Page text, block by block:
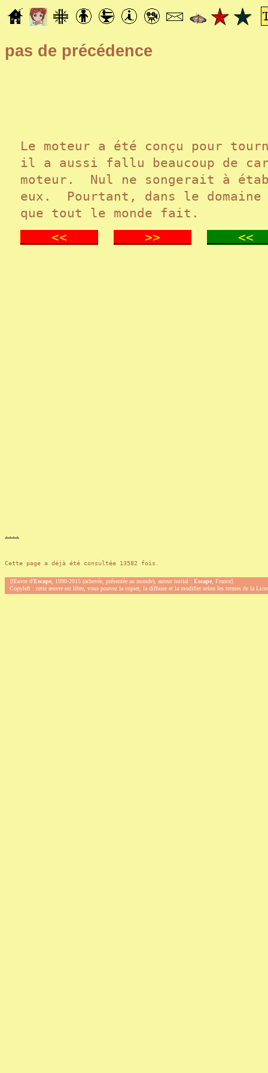
pas de précédence
Le moteur a été conçu pour
il a aussi fallu beaucoup de
moteur. Nul ne songerait à
eux. Pourtant, dans le
que tout le monde fait.
<<
>>
Cette page a déjà été consultée 13582 fois.
[Œuvre d'Escape, 1990-2015 (achevée, présentée au monde), auteur initial :Escape, France].
Copyleft : cette œuvre est libre, vous pouvez la copier, la diffuser et la modifier selon les termes de la